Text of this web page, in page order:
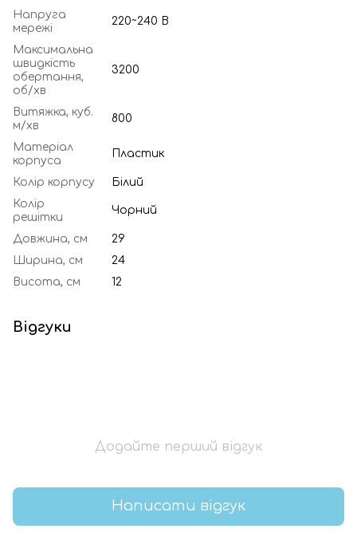
Напруга
мережі
220~240 В
Максимальна
швидкість
обертання,
об/хв
3200
Витяжка, куб.
м/хв
800
Матеріал
корпуса
Пластик
Колір корпусу
Білий
Колір
решітки
Чорний
Довжина, см
29
Ширина, см
24
Висота, см
12
Відгуки
Додайте перший відгук
Написати відгук